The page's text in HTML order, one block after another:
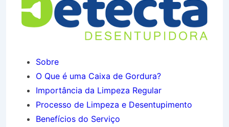
Sobre
O Que é uma Caixa de Gordura?
Importância da Limpeza Regular
Processo de Limpeza e Desentupimento
Benefícios do Serviço